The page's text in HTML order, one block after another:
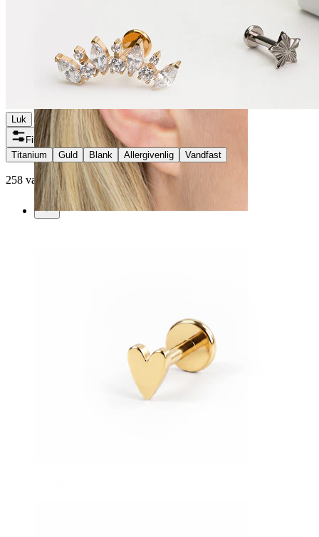
Luk
Filtre
Titanium
Guld Blank Allergivenlig Vandfast
258 varer fundet